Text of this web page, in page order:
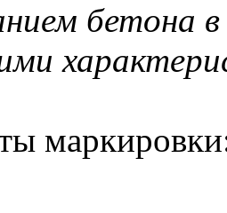
бетона